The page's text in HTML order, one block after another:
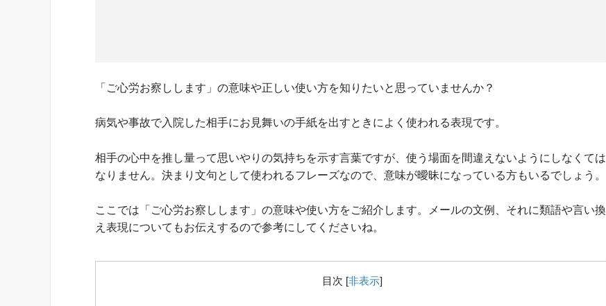
「ご心労お察しします」の意味や正しい使い方を知りたいと思っていませんか？
病気や事故で入院した相手にお見舞いの手紙を出すときによく使われる表現です。
相手の心中を推し量って思いやりの気持ちを示す言葉ですが、使う場面を間違えないようにしなくては
なりません。決まり文句として使われるフレーズなので、意味が曖昧になっている方もいるでしょう。
ここでは「ご心労お察しします」の意味や使い方をご紹介します。メールの文例、それに類語や言い換
え表現についてもお伝えするので参考にしてくださいね。
目次 [非表示]